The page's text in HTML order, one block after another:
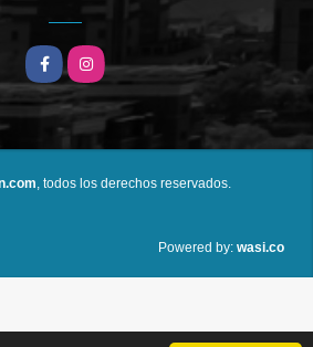
Facebook
Instagram
, todos los derechos reservados.
Powered by: wasi.co